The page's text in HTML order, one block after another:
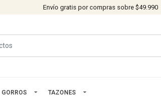
Envío gratis por compras sobre $49.990
GORROS TAZONES